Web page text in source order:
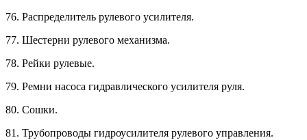
76. Распределитель рулевого усилителя.
77. Шестерни рулевого механизма.
78. Рейки рулевые.
79. Ремни насоса гидравлического усилителя руля.
80. Сошки.
81. Трубопроводы гидроусилителя рулевого управления.